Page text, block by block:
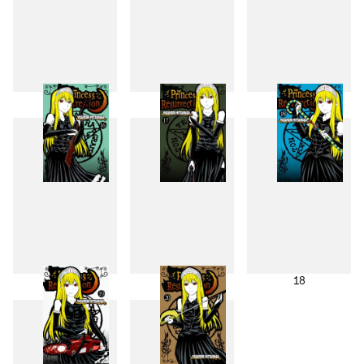
13 14 15
16 17 18